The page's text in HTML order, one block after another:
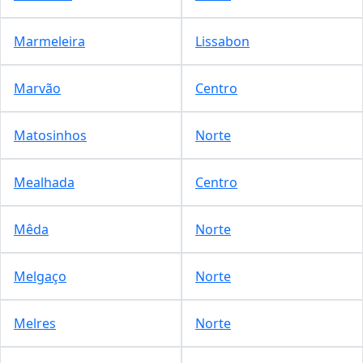
Marmeleira Lissabon
Marvão Centro
Matosinhos Norte
Mealhada Centro
Mêda Norte
Melgaço Norte
Melres Norte